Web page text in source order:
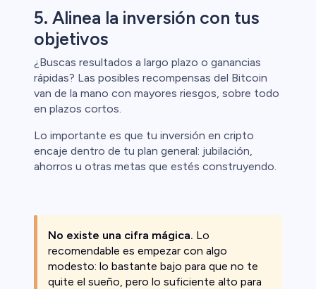
5. Alinea la inversión con tus
objetivos
¿Buscas resultados a largo plazo o ganancias
rápidas? Las posibles recompensas del Bitcoin
van de la mano con mayores riesgos, sobre todo
en plazos cortos.
Lo importante es que tu inversión en cripto
encaje dentro de tu plan general: jubilación,
ahorros u otras metas que estés construyendo.
No existe una cifra mágica. Lo
recomendable es empezar con algo
modesto: lo bastante bajo para que no te
quite el sueño, pero lo suficiente alto para